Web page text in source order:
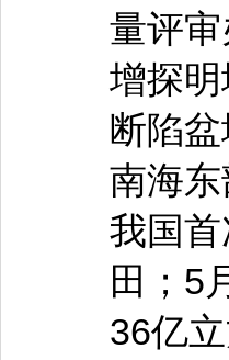
量评
增探
断陷
南海
我国
田；5
36亿